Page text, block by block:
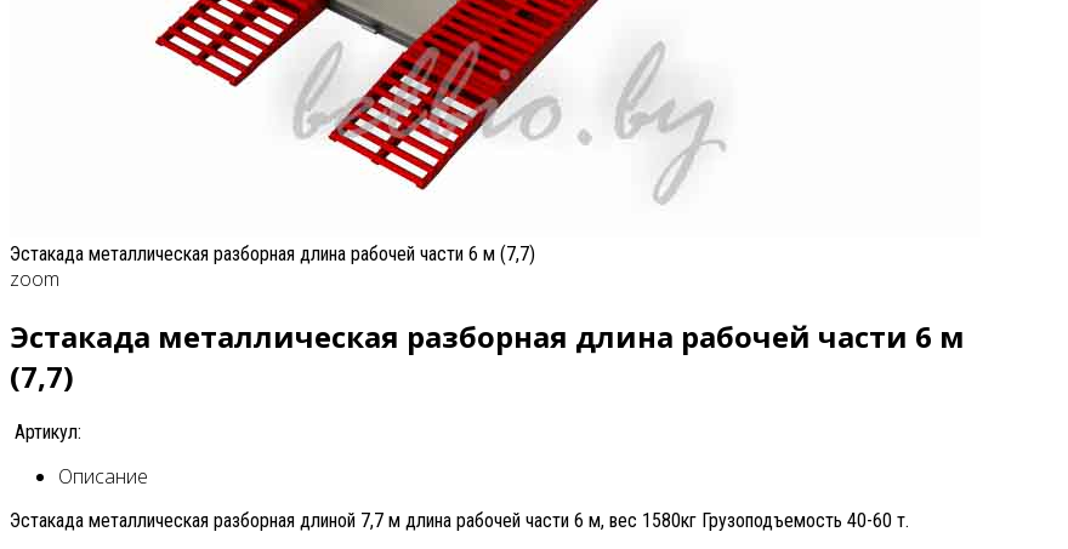
Эстакада металлическая разборная длина рабочей части 6 м (7,7)
zoom
Эстакада металлическая разборная длина рабочей части 6 м
(7,7)
Артикул:
Описание
Эстакада металлическая разборная длиной 7,7 м длина рабочей части 6 м, вес 1580кг Грузоподъемость 40-60 т.